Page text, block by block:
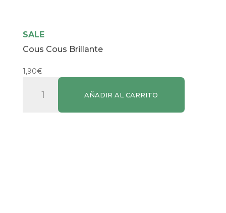
SALE
Cous Cous Brillante
1,90€
Cous
AÑADIR AL CARRITO